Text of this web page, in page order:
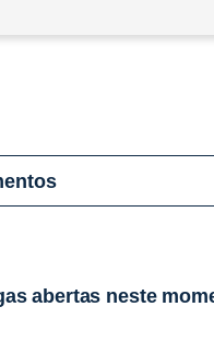
abertas neste